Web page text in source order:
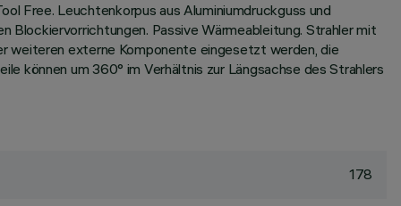
Free. Leuchtenkorpus aus Aluminiumdruckguss und
Blockiervorrichtungen. Passive Wärmeableitung. Strahler mit
weiteren externe Komponente eingesetzt werden, die
können um 360° im Verhältnis zur Längsachse des Strahlers
178